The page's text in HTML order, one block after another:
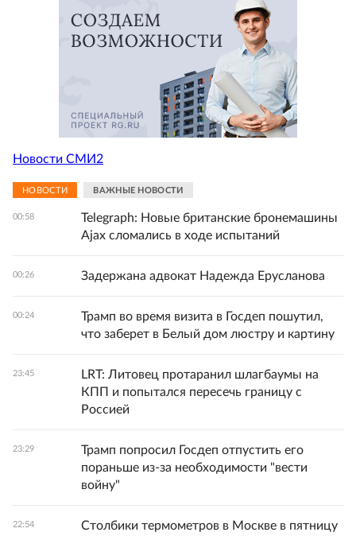
Новости СМИ2
НОВОСТИ ВАЖНЫЕ НОВОСТИ
00:58
Telegraph: Новые британские бронемашины
Ajax сломались в ходе испытаний
00:26 Задержана адвокат Надежда Ерусланова
00:24
Трамп во время визита в Госдеп пошутил,
что заберет в Белый дом люстру и картину
23:45
LRT: Литовец протаранил шлагбаумы на
КПП и попытался пересечь границу с
Россией
23:29
Трамп попросил Госдеп отпустить его
пораньше из-за необходимости "вести
войну"
22:54
Столбики термометров в Москве в пятницу